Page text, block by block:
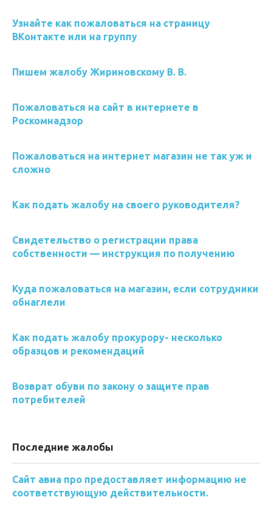
Узнайте как пожаловаться на страницу
ВКонтакте или на группу
Пишем жалобу Жириновскому В. В.
Пожаловаться на сайт в интернете в
Роскомнадзор
Пожаловаться на интернет магазин не так уж и
сложно
Как подать жалобу на своего руководителя?
Свидетельство о регистрации права
собственности — инструкция по получению
Куда пожаловаться на магазин, если сотрудники
обнаглели
Как подать жалобу прокурору- несколько
образцов и рекомендаций
Возврат обуви по закону о защите прав
потребителей
Последние жалобы
Сайт авиа про предоставляет информацию не
соответствующую действительности.